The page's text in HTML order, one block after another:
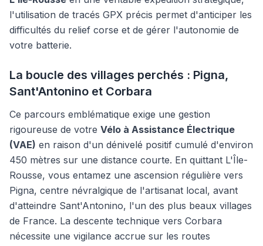
l'utilisation de tracés GPX précis permet d'anticiper les
difficultés du relief corse et de gérer l'autonomie de
votre batterie.
La boucle des villages perchés : Pigna,
Sant'Antonino et Corbara
Ce parcours emblématique exige une gestion
rigoureuse de votre Vélo à Assistance Électrique
(VAE) en raison d'un dénivelé positif cumulé d'environ
450 mètres sur une distance courte. En quittant L'Île-
Rousse, vous entamez une ascension régulière vers
Pigna, centre névralgique de l'artisanat local, avant
d'atteindre Sant'Antonino, l'un des plus beaux villages
de France. La descente technique vers Corbara
nécessite une vigilance accrue sur les routes